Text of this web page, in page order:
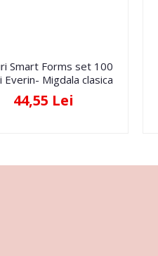
Smart Forms set 100
Everin- Migdala clasica
44,55 Lei